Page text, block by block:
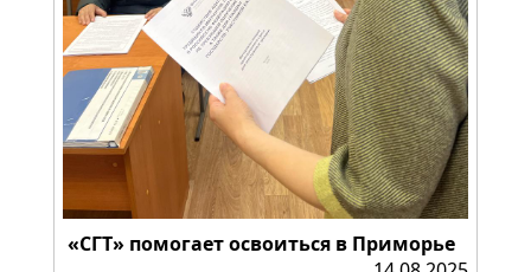
«СГТ» помогает освоиться в Приморье